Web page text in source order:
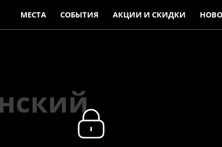
МЕСТА СОБЫТИЯ АКЦИИ И СКИДКИ